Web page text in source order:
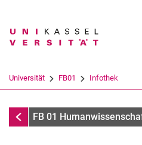
Suchbegriff
Suchen
Universität FB01 Infothek
Infothek
FB 01